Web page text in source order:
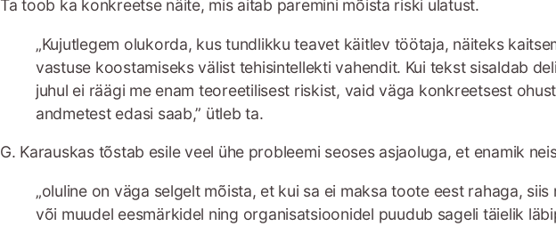
Ta toob ka konkreetse näite, mis aitab paremini mõista riski ulatust.
„Kujutlegem olukorda, kus tundlikku teavet käitlev töötaja, näiteks
vastuse koostamiseks välist tehisintellekti vahendit. Kui tekst sisaldab
juhul ei räägi me enam teoreetilisest riskist, vaid väga konkreetsest
andmetest edasi saab,” ütleb ta.
G. Karauskas tõstab esile veel ühe probleemi seoses asjaoluga, et enamik
„oluline on väga selgelt mõista, et kui sa ei maksa toote eest rahaga,
või muudel eesmärkidel ning organisatsioonidel puudub sageli täielik